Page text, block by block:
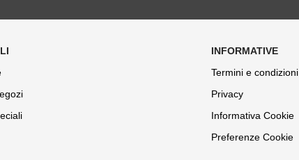
Termini e condizioni
Privacy
Informativa Cookie
Preferenze Cookie